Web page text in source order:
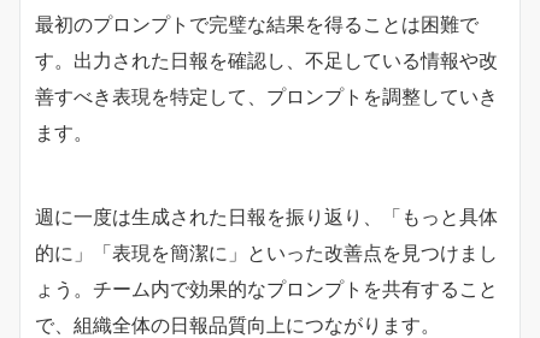
最初のプロンプトで完璧な結果を得ることは困難で
す。出力された日報を確認し、不足している情報や改
善すべき表現を特定して、プロンプトを調整していき
ます。
週に一度は生成された日報を振り返り、「もっと具体
的に」「表現を簡潔に」といった改善点を見つけまし
ょう。チーム内で効果的なプロンプトを共有すること
で、組織全体の日報品質向上につながります。